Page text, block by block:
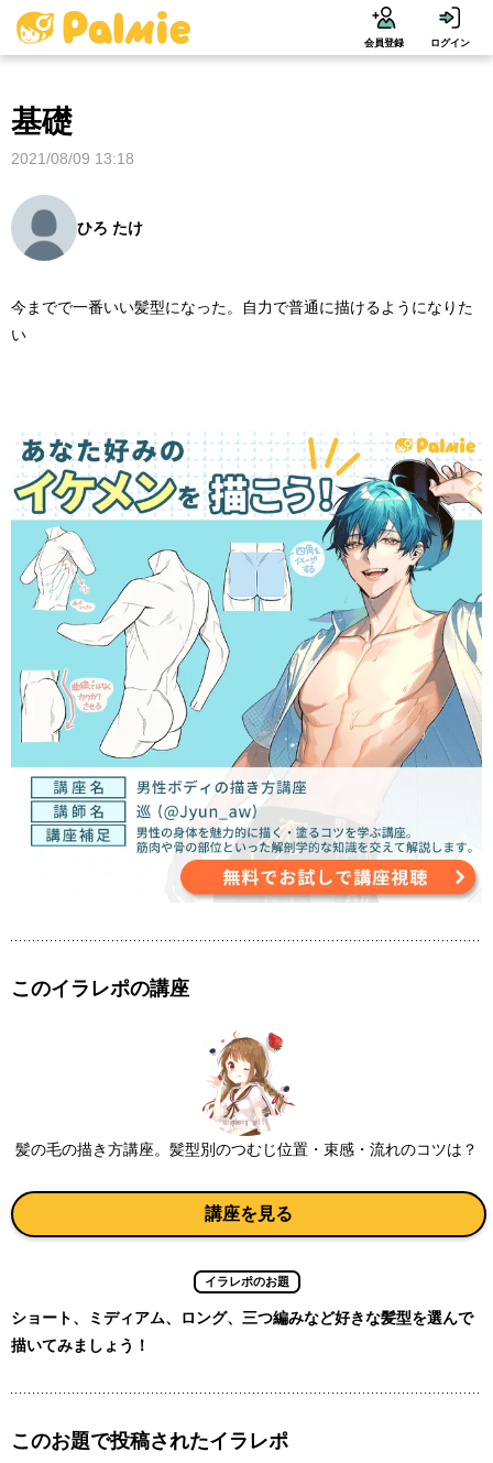
会員登録 ログイン
基礎
2021/08/09 13:18
ひろ たけ
今までで一番いい髪型になった。自力で普通に描けるようになりた
い
このイラレポの講座
髪の毛の描き方講座。髪型別のつむじ位置・束感・流れのコツは？
講座を見る
イラレポのお題
ショート、ミディアム、ロング、三つ編みなど好きな髪型を選んで
描いてみましょう！
このお題で投稿されたイラレポ